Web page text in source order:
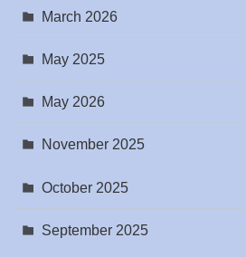
March 2026
May 2025
May 2026
November 2025
October 2025
September 2025